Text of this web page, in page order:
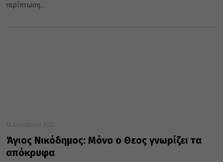
περίπτωση...
12 Δεκεμβρίου 2022
Άγιος Νικόδημος: Μόνο ο Θεος γνωρίζει τα
απόκρυφα